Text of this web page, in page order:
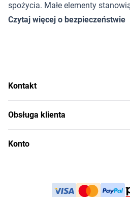
spożycia. Małe elementy
Czytaj więcej o bezpieczeństwie
Kontakt
Obsługa klienta
Konto